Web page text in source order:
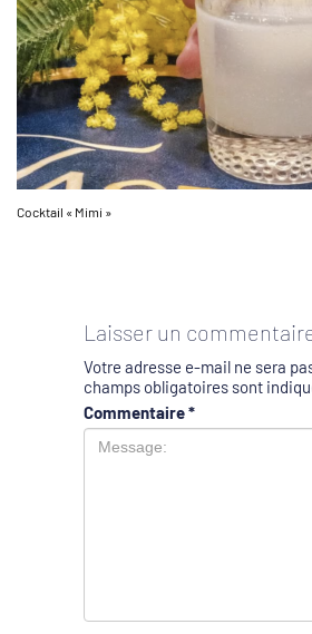
Cocktail « Mimi »
Laisser un
Votre adresse e-mail ne sera
champs obligatoires sont
Commentaire*